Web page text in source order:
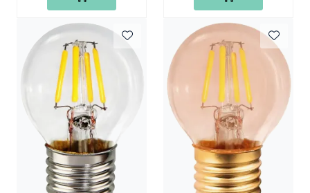
Sluttsalg
Referanser